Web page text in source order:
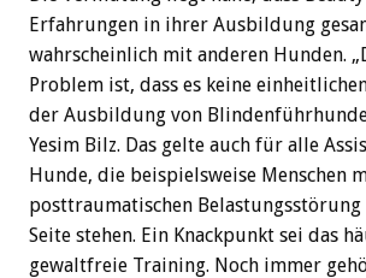
Erfahrungen in ihrer Ausbildung
wahrscheinlich mit anderen Hunden.
Problem ist, dass es keine
der Ausbildung von
Yesim Bilz. Das gelte auch für alle
Hunde, die beispielsweise Menschen
posttraumatischen
Seite stehen. Ein Knackpunkt sei das
gewaltfreie Training. Noch immer